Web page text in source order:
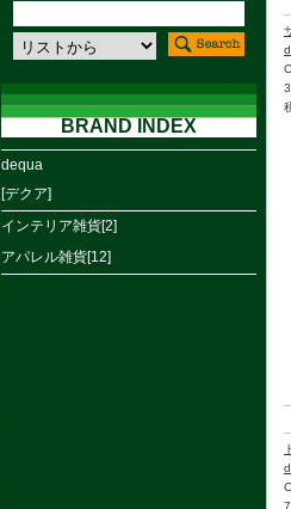
BRAND INDEX
dequa
[デクア]
インテリア雑貨[2]
アパレル雑貨[12]